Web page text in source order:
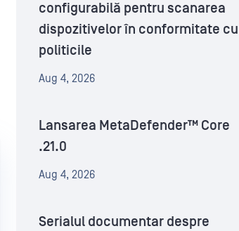
configurabilă pentru scanarea
dispozitivelor în conformitate cu
politicile
Aug 4, 2026
Lansarea MetaDefender™ Core
.21.0
Aug 4, 2026
Serialul documentar despre